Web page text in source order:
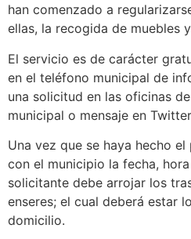
han comenzado a
ellas, la recogida de muebles
El servicio es de carácter
en el teléfono municipal de
una solicitud en las oficinas
municipal o mensaje en
Una vez que se haya hecho
con el municipio la fecha,
solicitante debe arrojar los
enseres; el cual deberá estar
domicilio.